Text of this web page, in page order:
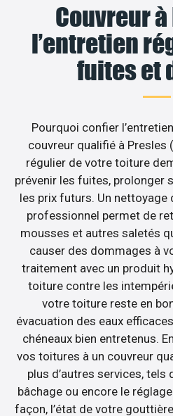
Couvreur
l’entretien
fuites et
Pourquoi confier
couvreur qualifié à Presles
régulier de votre toiture
prévenir les fuites, prolonger
les prix futurs. Un nettoyage
professionnel permet de
mousses et autres saletés
causer des dommages à
traitement avec un produit
toiture contre les
votre toiture reste en
évacuation des eaux
chéneaux bien entretenus.
vos toitures à un couvreur
plus d’autres services, tels
bâchage ou encore le
façon, l’état de votre